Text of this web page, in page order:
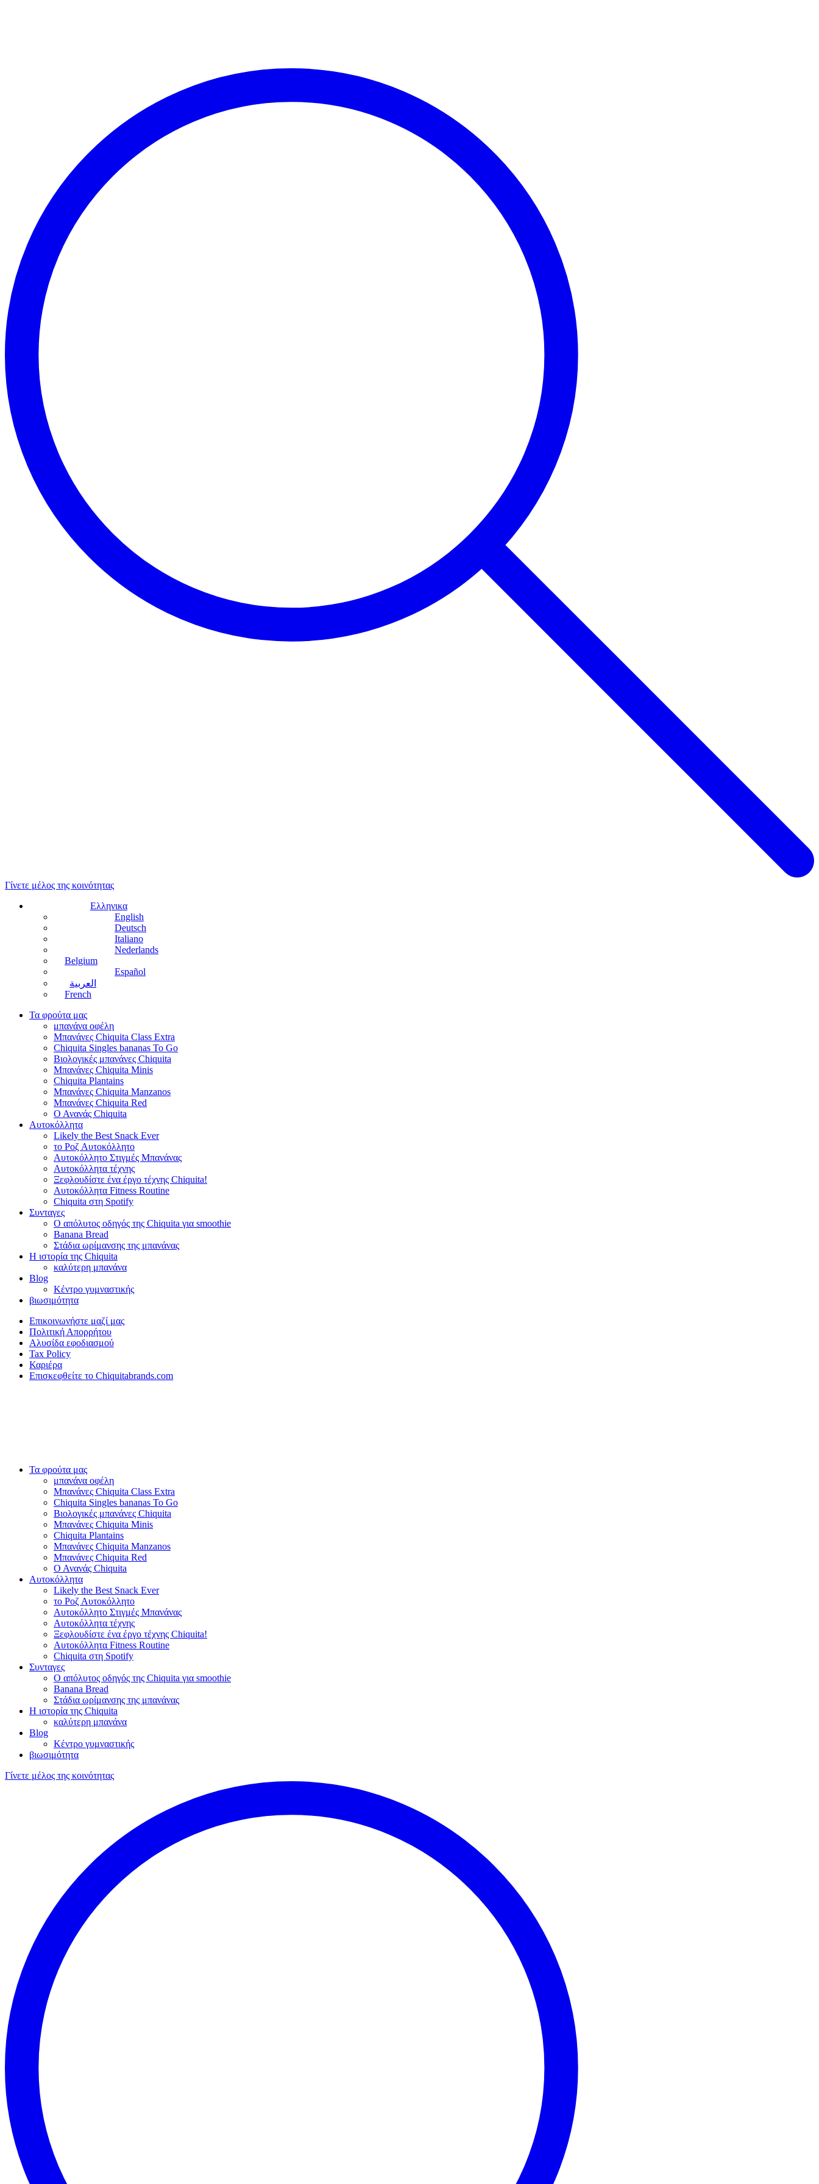
Γίνετε μέλος της κοινότητας
Ελληνικα
English
Deutsch
Italiano
Nederlands
Belgium
Español
العربية
French
Τα φρούτα μας
μπανάνα οφέλη
Μπανάνες Chiquita Class Extra
Chiquita Singles bananas To Go
Βιολογικές μπανάνες Chiquita
Μπανάνες Chiquita Minis
Chiquita Plantains
Μπανάνες Chiquita Manzanos
Μπανάνες Chiquita Red
Ο Ανανάς Chiquita
Αυτοκόλλητα
Likely the Best Snack Ever
το Ροζ Αυτοκόλλητο
Αυτοκόλλητο Στιγμές Μπανάνας
Αυτοκόλλητα τέχνης
Ξεφλουδίστε ένα έργο τέχνης Chiquita!
Αυτοκόλλητα Fitness Routine
Chiquita στη Spotify
Συνταγες
Ο απόλυτος οδηγός της Chiquita για smoothie
Banana Bread
Στάδια ωρίμανσης της μπανάνας
Η ιστορία της Chiquita
καλύτερη μπανάνα
Blog
Κέντρο γυμναστικής
βιωσιμότητα
Επικοινωνήστε μαζί μας
Πολιτική Απορρήτου
Αλυσίδα εφοδιασμού
Tax Policy
Καριέρα
Επισκεφθείτε το Chiquitabrands.com
Τα φρούτα μας
μπανάνα οφέλη
Μπανάνες Chiquita Class Extra
Chiquita Singles bananas To Go
Βιολογικές μπανάνες Chiquita
Μπανάνες Chiquita Minis
Chiquita Plantains
Μπανάνες Chiquita Manzanos
Μπανάνες Chiquita Red
Ο Ανανάς Chiquita
Αυτοκόλλητα
Likely the Best Snack Ever
το Ροζ Αυτοκόλλητο
Αυτοκόλλητο Στιγμές Μπανάνας
Αυτοκόλλητα τέχνης
Ξεφλουδίστε ένα έργο τέχνης Chiquita!
Αυτοκόλλητα Fitness Routine
Chiquita στη Spotify
Συνταγες
Ο απόλυτος οδηγός της Chiquita για smoothie
Banana Bread
Στάδια ωρίμανσης της μπανάνας
Η ιστορία της Chiquita
καλύτερη μπανάνα
Blog
Κέντρο γυμναστικής
βιωσιμότητα
Γίνετε μέλος της κοινότητας